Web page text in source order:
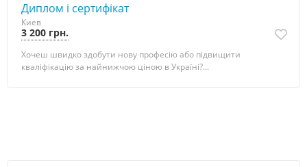
Диплом і сертифікат
Киев
3 200 грн.
Хочеш швидко здобути нову професію або підвищити
кваліфікацію за найнижчою ціною в Україні?...